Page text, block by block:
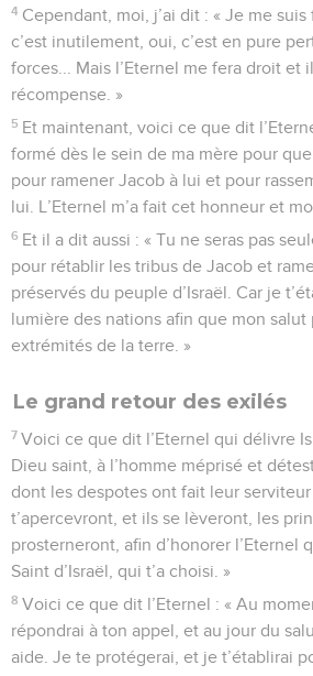
4 Cependant, moi, j’ai dit : « Je me suis
c’est inutilement, oui, c’est en pure
forces... Mais l’Eternel me fera droit et
récompense. »
5 Et maintenant, voici ce que dit
formé dès le sein de ma mère pour
pour ramener Jacob à lui et pour
lui. L’Eternel m’a fait cet honneur et
6 Et il a dit aussi : « Tu ne seras pas
pour rétablir les tribus de Jacob et
préservés du peuple d’Israël. Car je
lumière des nations afin que mon salut
extrémités de la terre. »
Le grand retour des exilés
7 Voici ce que dit l’Eternel qui délivre
Dieu saint, à l’homme méprisé et
dont les despotes ont fait leur serviteur
t’apercevront, et ils se lèveront, les
prosterneront, afin d’honorer l’Eternel
Saint d’Israël, qui t’a choisi. »
8 Voici ce que dit l’Eternel : « Au
répondrai à ton appel, et au jour du
aide. Je te protégerai, et je t’établirai